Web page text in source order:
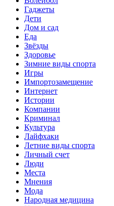
Гаджеты
Дети
Дом и сад
Еда
Звёзды
Здоровье
Зимние виды спорта
Игры
Импортозамещение
Интернет
Истории
Компании
Криминал
Культура
Лайфхаки
Летние виды спорта
Личный счет
Люди
Места
Мнения
Мода
Народная медицина